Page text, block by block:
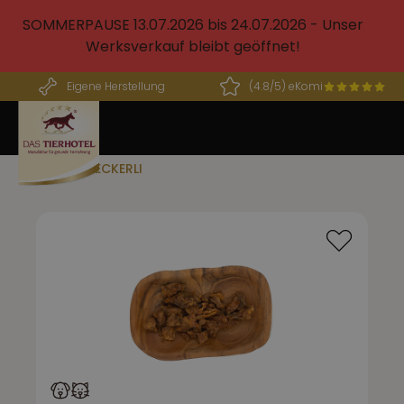
springen
SOMMERPAUSE 13.07.2026 bis 24.07.2026 - Unser
Werksverkauf bleibt geöffnet!
Eigene Herstellung (4.8/5) eKomi
BARF LECKERLI